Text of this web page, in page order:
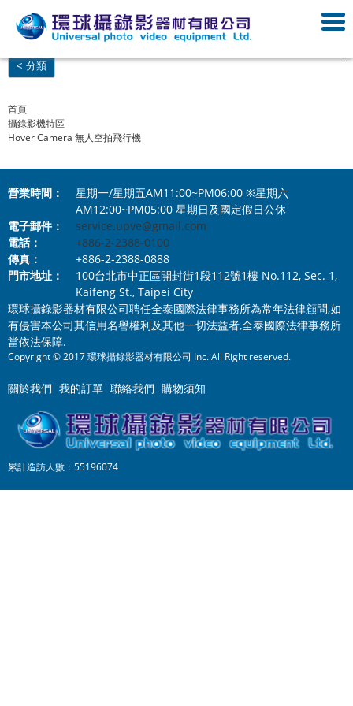
< 分類
首頁
攝錄影機特區
Hover Camera 無人空拍飛行機
營業時間：
星期一/星期五AM11:00~PM06:00 ※星期六
AM12:00~PM05:00 星期日及國定假日公休
電子郵件：
service.upve@gmail.com
電話：
+886-2-2388-0100
傳真：
+886-2-2388-0888
門市地址：
100台北市中正區開封街1段112號1樓 No.112, Sec. 1,
Kaifeng St., Taipei City
環球攝錄影器材有限公司聘任全泰國際法律事務所為常年法律顧問,如
有侵害本公司其信用名譽權利及其他一切法益者,全泰國際法律事務所
當依法保障.
Copyright © 2017 環球攝錄影器材有限公司 Inc. All Right reserved.
關於我們 我的訂單 聯絡我們 購物須知
累計造訪人數：55196074